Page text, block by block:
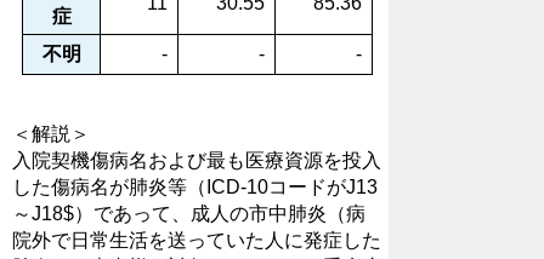
症
不明 - - -
＜解説＞
入院契機傷病名および最も医療資源を投入
した傷病名が肺炎等（ICD-10コードがJ13
～J18$）であって、成人の市中肺炎（病
院外で日常生活を送っていた人に発症した